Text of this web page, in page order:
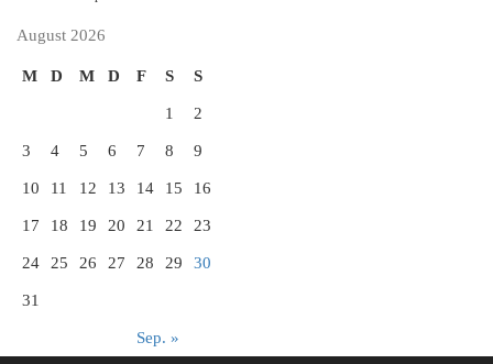
August 2026
M D M D F S S
Sep. »
1 2
3 4 5 6 7 8 9
10 11 12 13 14 15 16
17 18 19 20 21 22 23
24 25 26 27 28 29 30
31